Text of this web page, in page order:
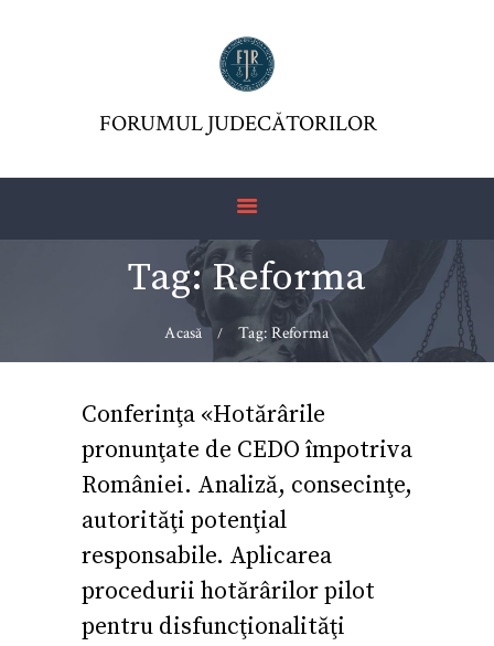
FORUMUL JUDECĂTORILOR
Tag: Reforma
Acasă Tag: Reforma
FORUMUL JUDECĂTORILOR
ASOCIAŢIA FJR
JURISPRUDENȚĂ
FORMULAR 230 –
REDIRECŢIONARE
IMPOZIT VENIT
Conferinţa «Hotărârile
pronunţate de CEDO împotriva
României. Analiză, consecinţe,
autorităţi potenţial
responsabile. Aplicarea
procedurii hotărârilor pilot
pentru disfuncţionalităţi